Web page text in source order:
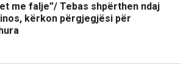
me falje”/ Tebas shpërthen ndaj
kërkon përgjegjësi për